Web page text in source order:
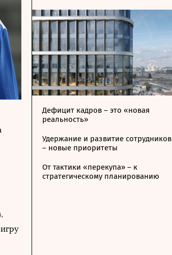
Дефицит кадров – это «новая
реальность»
Удержание и развитие сотрудников
– новые приоритеты
От тактики «перекупа» – к
стратегическому планированию